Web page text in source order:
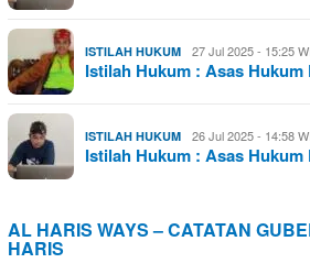
ISTILAH HUKUM 27 Jul 2025 - 15:25
Istilah Hukum : Asas Hukum
ISTILAH HUKUM 26 Jul 2025 - 14:58
Istilah Hukum : Asas Hukum
AL HARIS WAYS – CATATAN
HARIS